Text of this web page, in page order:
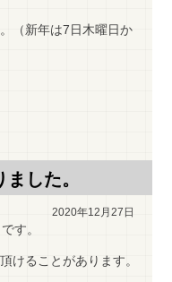
（新年は7日木曜日か
した。
2020年12月27日
す。
けることがあります。